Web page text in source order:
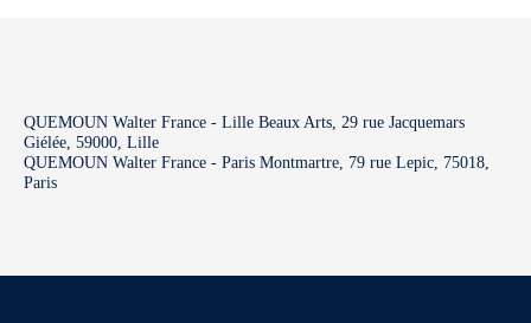
QUEMOUN Walter France - Lille Beaux Arts, 29 rue Jacquemars
Giélée, 59000, Lille
QUEMOUN Walter France - Paris Montmartre, 79 rue Lepic, 75018,
Paris